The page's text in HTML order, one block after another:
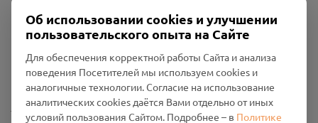
Политика конфиденциальности
Промо-материалы
Настройки cookies
Об использовании cookies и улучшении
пользовательского опыта на Сайте
Для обеспечения корректной работы Сайта и анализа
поведения Посетителей мы используем cookies и
аналогичные технологии. Согласие на использование
аналитических cookies даётся Вами отдельно от иных
условий пользования Сайтом. Подробнее – в Политике